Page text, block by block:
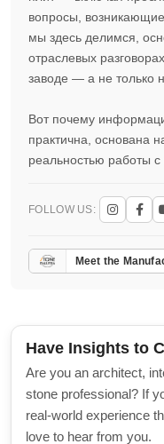
вопросы,
мы здесь делимся,
отраслевых
заводе — а не только
Вот почему
практична, основана
реальностью работы
FOLLOW US:
Meet the
Have Insights to
Are you an architect,
stone professional? If
real-world experience
love to hear from you.